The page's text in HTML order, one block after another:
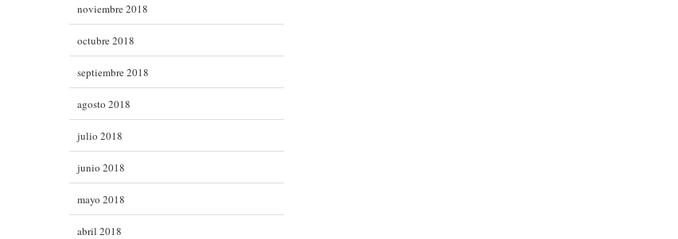
noviembre 2018
octubre 2018
septiembre 2018
agosto 2018
julio 2018
junio 2018
mayo 2018
abril 2018